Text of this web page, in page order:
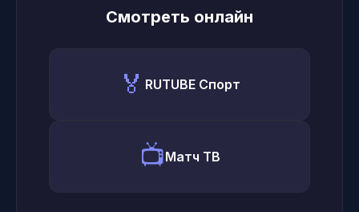
Смотреть онлайн
🏅 RUTUBE Спорт
📺Матч ТВ